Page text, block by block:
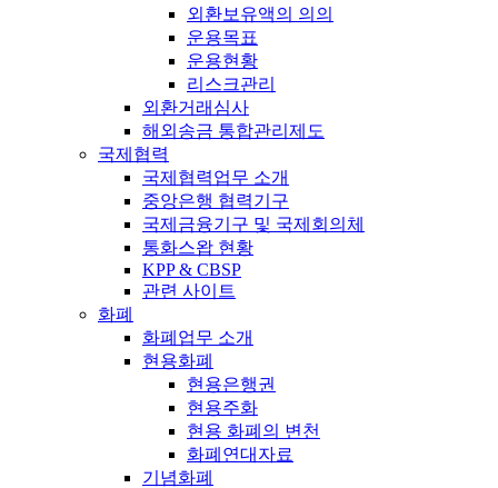
외환보유액의 의의
운용목표
운용현황
리스크관리
외환거래심사
해외송금 통합관리제도
국제협력
국제협력업무 소개
중앙은행 협력기구
국제금융기구 및 국제회의체
통화스왑 현황
KPP & CBSP
관련 사이트
화폐
화폐업무 소개
현용화폐
현용은행권
현용주화
현용 화폐의 변천
화폐연대자료
기념화폐